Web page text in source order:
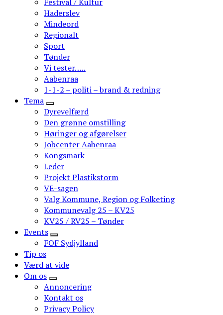
Festival / Kultur
Haderslev
Mindeord
Regionalt
Sport
Tønder
Vi tester…..
Aabenraa
1-1-2 – politi – brand & redning
Tema
Dyrevelfærd
Den grønne omstilling
Høringer og afgørelser
Jobcenter Aabenraa
Kongsmark
Leder
Projekt Plastikstorm
VE-sagen
Valg Kommune, Region og Folketing
Kommunevalg 25 – KV25
KV25 / RV25 – Tønder
Events
FOF Sydjylland
Tip os
Værd at vide
Om os
Annoncering
Kontakt os
Privacy Policy